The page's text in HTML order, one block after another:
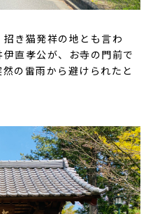
き猫発祥の地とも言わ
直孝公が、お寺の門前で
の雷雨から避けられたと